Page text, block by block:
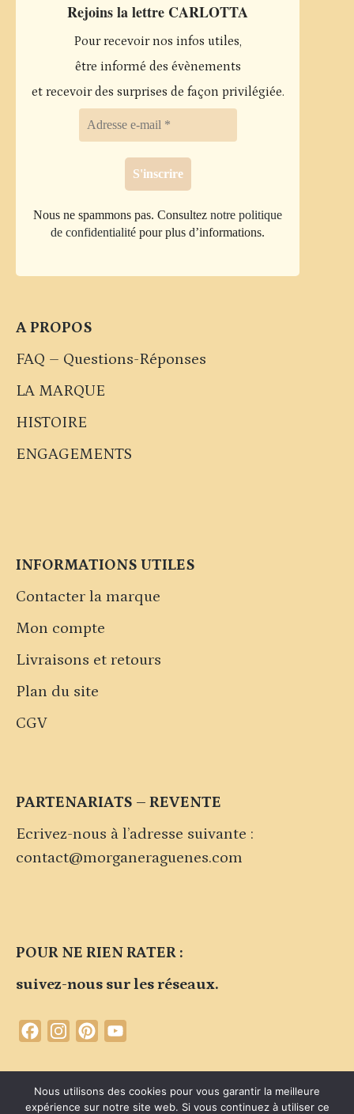
Rejoins la lettre CARLOTTA
Pour recevoir nos infos utiles,
être informé des évènements
et recevoir des surprises de façon privilégiée.
Nous ne spammons pas. Consulteznotre politique
de confidentialité pour plus d’informations.
A PROPOS
FAQ – Questions-Réponses
LA MARQUE
HISTOIRE
ENGAGEMENTS
INFORMATIONS UTILES
Contacter la marque
Mon compte
Livraisons et retours
Plan du site
CGV
PARTENARIATS – REVENTE
Ecrivez-nous à l’adresse suivante :
contact@morganeraguenes.com
POUR NE RIEN RATER :
suivez-nous sur les réseaux.
FacebookInstagramPinterest
Mentions légales du site
Nous utilisons des cookies pour vous garantir la meilleure
expérience sur notre site web. Si vous continuez à utiliser ce